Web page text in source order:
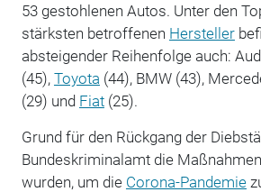
53 gestohlenen Autos. Unter den
stärksten betroffenen Hersteller
absteigender Reihenfolge auch:
(45), Toyota (44), BMW (43),
(29) und Fiat(25).
Grund für den Rückgang der
Bundeskriminalamt die
wurden, um die Corona-Pandemie